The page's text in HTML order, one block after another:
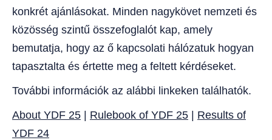
konkrét ajánlásokat. Minden nagykövet nemzeti és
közösség szintű összefoglalót kap, amely
bemutatja, hogy az ő kapcsolati hálózatuk hogyan
tapasztalta és értette meg a feltett kérdéseket.
További információk az alábbi linkeken találhatók.
About YDF 25 | Rulebook of YDF 25 | Results of
YDF 24